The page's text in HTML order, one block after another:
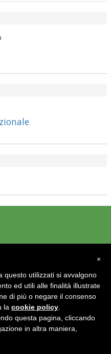
il bilancio della stagione ×
questo utilizzati si avvalgono
ed utili alle finalità illustrate
di più o negare il consenso
la cookie policy
questa pagina, cliccando
in altra maniera,